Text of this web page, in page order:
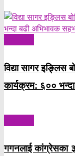
विद्या सागर
कार्यक्रम: ६००
गगनलाई कांग्रेसका